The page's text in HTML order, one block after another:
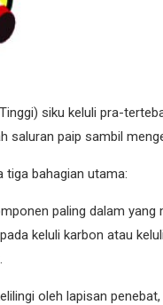
siku keluli pra-
saluran paip sambil
tiga bahagian utama:
paling dalam
keluli karbon atau
oleh lapisan